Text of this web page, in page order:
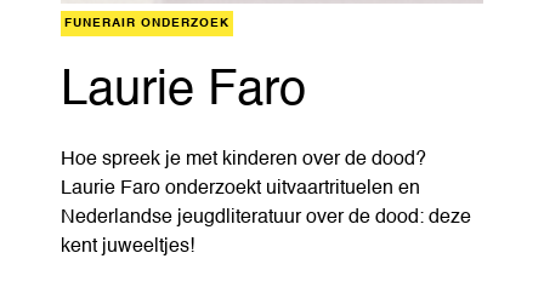
FUNERAIR ONDERZOEK
Laurie Faro
Hoe spreek je met kinderen over de dood?
Laurie Faro onderzoekt uitvaartrituelen en
Nederlandse jeugdliteratuur over de dood: deze
kent juweeltjes!